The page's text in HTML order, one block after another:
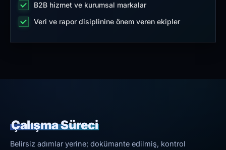
B2B hizmet ve kurumsal markalar
Veri ve rapor disiplinine önem veren ekipler
Çalışma Süreci
Belirsiz adımlar yerine; dokümante edilmiş, kontrol